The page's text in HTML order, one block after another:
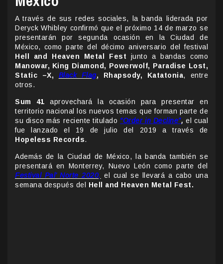
A través de sus redes sociales, la banda liderada por
Deryck Whibley confirmó que el próximo 14 de marzo se
presentarán por segunda ocasión en la Ciudad de
México, como parte del décimo aniversario del festival
Hell and Heaven Metal Fest junto a bandas como
Manowar, King Diamond, Powerwolf, Paradise Lost,
Static –X, Black Flag, Rhapsody, Katatonia, entre
otros.
Sum 41 aprovechará la ocasión para presentar en
territorio nacional los nuevos temas que forman parte de
su disco más reciente titulado “Order in Decline”, el cual
fue lanzado el 19 de julio del 2019 a través de
Hopeless Records.
Además de la Ciudad de México, la banda también se
presentará en Monterrey, Nuevo León como parte del
Festival Pal’ Norte 2020, el cual se llevará a cabo una
semana después del Hell and Heaven Metal Fest.